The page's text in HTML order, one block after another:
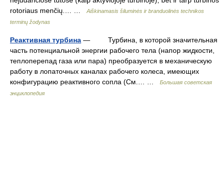
rotoriaus menčių.… …
Aiškinamasis šiluminės ir branduolinės technikos
terminų žodynas
Реактивная турбина — Турбина, в которой значительная
часть потенциальной энергии рабочего тела (напор жидкости,
теплоперепад газа или пара) преобразуется в механическую
работу в лопаточных каналах рабочего колеса, имеющих
конфигурацию реактивного сопла (См.… …
Большая советская
энциклопедия